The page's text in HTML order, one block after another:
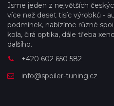
Jsme jeden z největších
více než deset tisíc výrobků -
podmínek, nabízíme různé
kola, čirá optika, dále třeba
dalšího.
+420 602 650 582
info@spoiler-tuning.cz